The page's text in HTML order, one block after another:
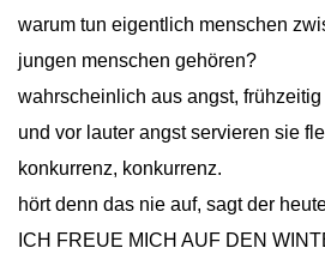
warum tun eigentlich menschen
jungen menschen gehören?
wahrscheinlich aus angst,
und vor lauter angst servieren sie
konkurrenz, konkurrenz.
hört denn das nie auf, sagt der
ICH FREUE MICH AUF DEN